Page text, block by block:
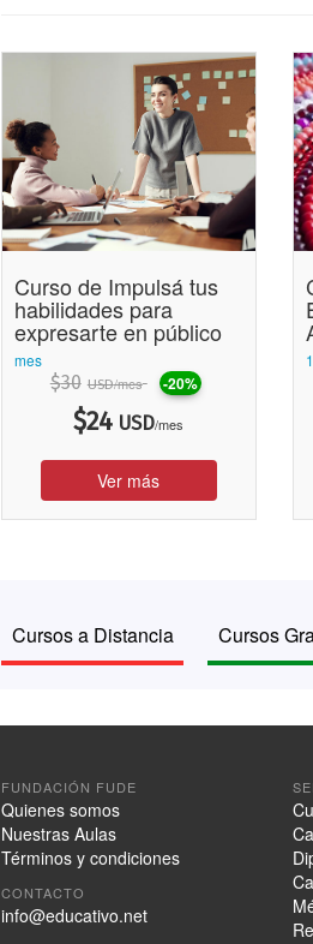
Curso de Impulsá tus
habilidades para
expresarte en público
mes
$30 USD/mes -20%
$24 USD/mes
Ver más
Cursos a Distancia Cursos
FUNDACIÓN FUDE
Quienes somos
Nuestras Aulas
Términos y condiciones
CONTACTO
info@educativo.net